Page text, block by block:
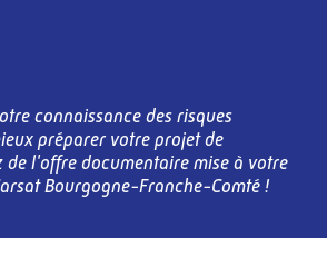
connaissance des risques
préparer votre projet de
l'offre documentaire mise à votre
Bourgogne-Franche-Comté !